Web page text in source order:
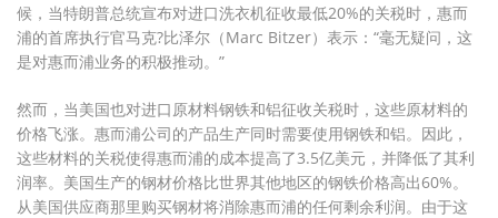
候，当特朗普总统宣布对进口洗衣机征收最低20%的关税时，惠而
浦的首席执行官马克?比泽尔（Marc Bitzer）表示：“毫无疑问，这
是对惠而浦业务的积极推动。”
然而，当美国也对进口原材料钢铁和铝征收关税时，这些原材料的
价格飞涨。惠而浦公司的产品生产同时需要使用钢铁和铝。因此，
这些材料的关税使得惠而浦的成本提高了3.5亿美元，并降低了其利
润率。美国生产的钢材价格比世界其他地区的钢铁价格高出60%。
从美国供应商那里购买钢材将消除惠而浦的任何剩余利润。由于这